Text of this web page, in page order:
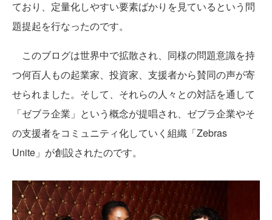
ており、定量化しやすい要素ばかりを見ているという問
題提起を行なったのです。
このブログは世界中で拡散され、同様の問題意識を持
つ何百人もの起業家、投資家、支援者から賛同の声が寄
せられました。そして、それらの人々との対話を通して
「ゼブラ企業」という概念が提唱され、ゼブラ企業やそ
の支援者をコミュニティ化していく組織「Zebras
Unite」が創設されたのです。